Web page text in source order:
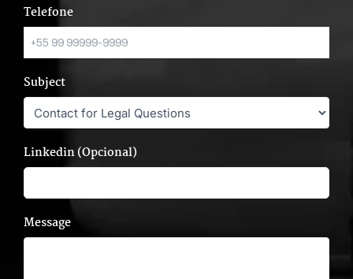
Telefone
Subject
Linkedin (Opcional)
Message